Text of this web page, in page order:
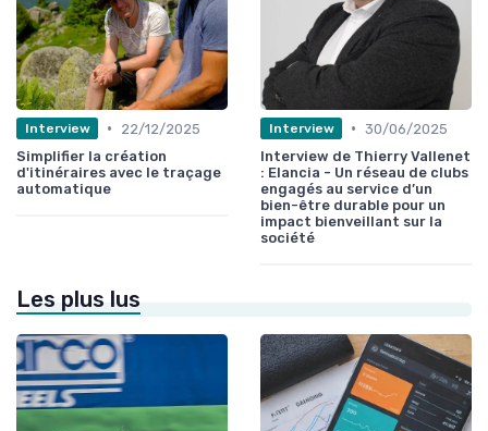
Interview •
22/12/2025
Simplifier la création
d'itinéraires avec le traçage
automatique
Interview • 30/06/2025
Interview de Thierry Vallenet
: Elancia - Un réseau de clubs
engagés au service d’un
bien-être durable pour un
impact bienveillant sur la
société
Les plus lus